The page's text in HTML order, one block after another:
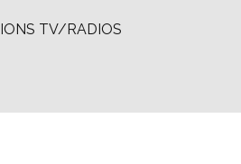
TV/RADIOS